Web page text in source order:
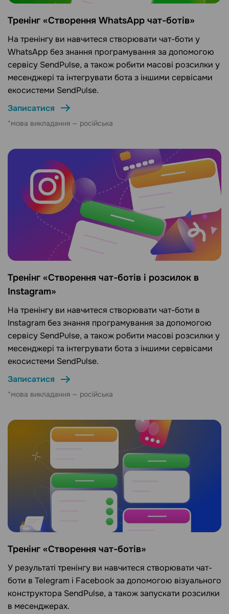
Тренінг «Створення WhatsApp чат-ботів»
На тренінгу ви навчитеся створювати чат-боти у
WhatsApp без знання програмування за допомогою
сервісу SendPulse, а також робити масові розсилки у
месенджері та інтегрувати бота з іншими сервісами
екосистеми SendPulse.
Записатися
*мова викладання — російська
Тренінг «Створення чат-ботів і розсилок в
Instagram»
На тренінгу ви навчитеся створювати чат-боти в
Instagram без знання програмування за допомогою
сервісу SendPulse, а також робити масові розсилки у
месенджері та інтегрувати бота з іншими сервісами
екосистеми SendPulse.
Записатися
*мова викладання — російська
Тренінг «Створення чат-ботів»
У результаті тренінгу ви навчитеся створювати чат-
боти в Telegram і Facebook за допомогою візуального
конструктора SendPulse, а також запускати розсилки
в месенджерах.